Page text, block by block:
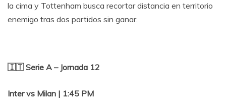
la cima y Tottenham busca recortar distancia en territorio
enemigo tras dos partidos sin ganar.
🇮🇹 Serie A – Jornada 12
Inter vs Milan | 1:45 PM